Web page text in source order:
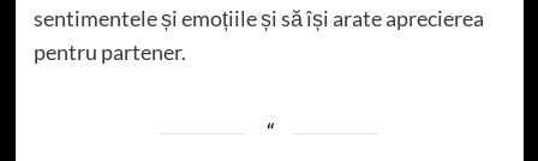
sentimentele și emoțiile și să își arate aprecierea
pentru partener.